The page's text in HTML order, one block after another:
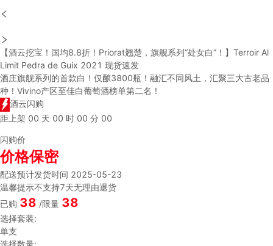
【酒云挖宝！国均8.8折！Priorat翘楚，旗舰系列“处女白”！】Terroir Al
Limit Pedra de Guix 2021 现货速发
酒庄旗舰系列的首款白！仅酿3800瓶！融汇不同风土，汇聚三大古老品
种！Vivino产区至佳白葡萄酒榜单第二名！
酒云闪购
距上架 00 天 00 时 00 分 00
闪购价
价格保密
配送预计发货时间 2025-05-23
温馨提示不支持7天无理由退货
已购 38 /限量 38
选择套装:
单支
选择数量: